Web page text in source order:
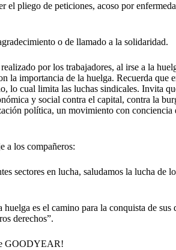
pliego de peticiones, acoso por
o de llamado a la solidaridad.
por los trabajadores, al irse a la
importancia de la huelga. Recuerda que
cual limita las luchas sindicales. Invita
y social contra el capital, contra la
política, un movimiento con
a los compañeros:
sectores en lucha, saludamos la lucha de
es el camino para la conquista de sus
derechos”.
GOODYEAR!